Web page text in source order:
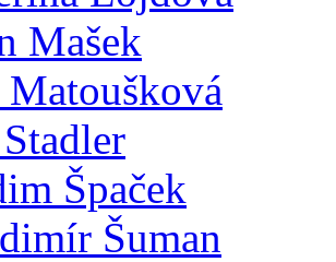
Mašek
Matoušková
Špaček
Šuman